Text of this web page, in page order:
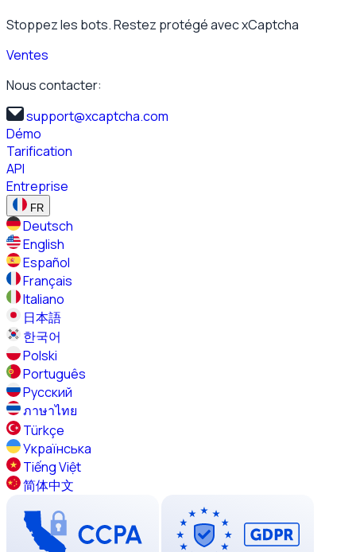
Stoppez les bots. Restez protégé avec xCaptcha
Ventes
Nous contacter:
support@xcaptcha.com
Démo
Tarification
API
Entreprise
FR
Deutsch
English
Español
Français
Italiano
日本語
한국어
Polski
Português
Русский
ภาษาไทย
Türkçe
Українська
Tiếng Việt
简体中文